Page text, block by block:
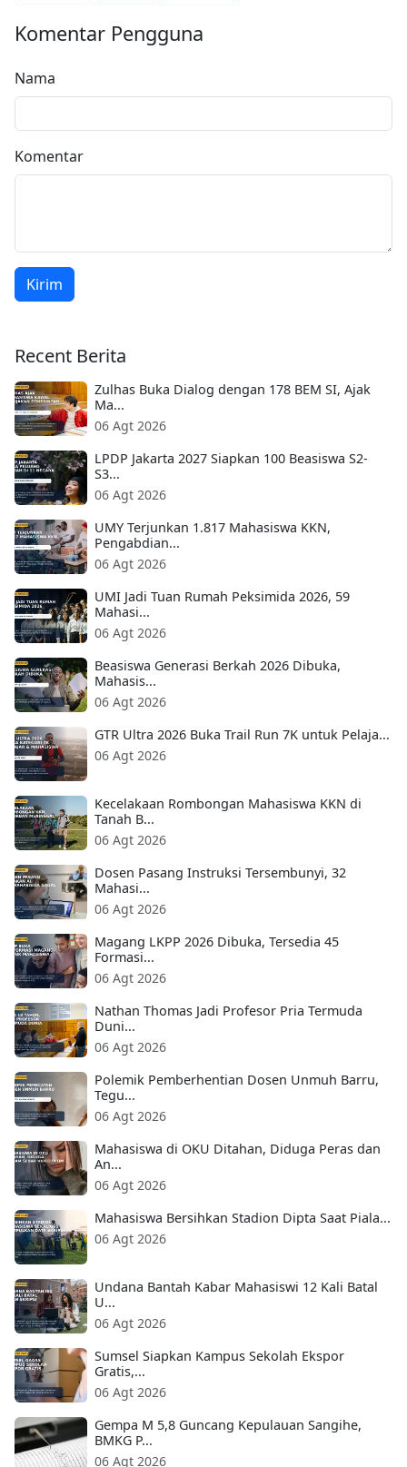
Komentar Pengguna
Nama
Komentar
Kirim
Recent Berita
Zulhas Buka Dialog dengan 178 BEM SI, Ajak
Ma...
06 Agt 2026
LPDP Jakarta 2027 Siapkan 100 Beasiswa S2-
S3...
06 Agt 2026
UMY Terjunkan 1.817 Mahasiswa KKN,
Pengabdian...
06 Agt 2026
UMI Jadi Tuan Rumah Peksimida 2026, 59
Mahasi...
06 Agt 2026
Beasiswa Generasi Berkah 2026 Dibuka,
Mahasis...
06 Agt 2026
GTR Ultra 2026 Buka Trail Run 7K untuk Pelaja...
06 Agt 2026
Kecelakaan Rombongan Mahasiswa KKN di
Tanah B...
06 Agt 2026
Dosen Pasang Instruksi Tersembunyi, 32
Mahasi...
06 Agt 2026
Magang LKPP 2026 Dibuka, Tersedia 45
Formasi...
06 Agt 2026
Nathan Thomas Jadi Profesor Pria Termuda
Duni...
06 Agt 2026
Polemik Pemberhentian Dosen Unmuh Barru,
Tegu...
06 Agt 2026
Mahasiswa di OKU Ditahan, Diduga Peras dan
An...
06 Agt 2026
Mahasiswa Bersihkan Stadion Dipta Saat Piala...
06 Agt 2026
Undana Bantah Kabar Mahasiswi 12 Kali Batal
U...
06 Agt 2026
Sumsel Siapkan Kampus Sekolah Ekspor
Gratis,...
06 Agt 2026
Gempa M 5,8 Guncang Kepulauan Sangihe,
BMKG P...
06 Agt 2026